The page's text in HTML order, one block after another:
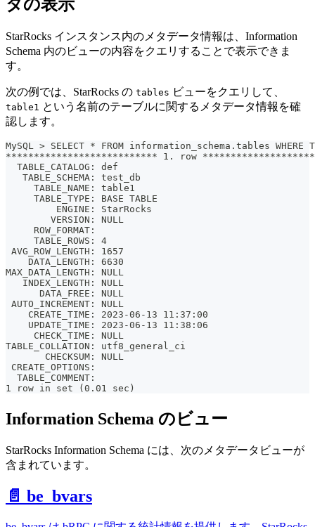
タの表示
StarRocks インスタンス内のメタデータ情報は、Information
Schema 内のビューの内容をクエリすることで表示できま
す。
次の例では、StarRocks の tables ビューをクエリして、
table1 という名前のテーブルに関するメタデータ情報を確
認します。
MySQL > SELECT * FROM information_schema.tables
*************************** 1. row
  TABLE_CATALOG: def
   TABLE_SCHEMA: test_db
     TABLE_NAME: table1
     TABLE_TYPE: BASE TABLE
         ENGINE: StarRocks
        VERSION: NULL
     ROW_FORMAT:
     TABLE_ROWS: 4
AVG_ROW_LENGTH: 1657
    DATA_LENGTH: 6630
MAX_DATA_LENGTH: NULL
   INDEX_LENGTH: NULL
      DATA_FREE: NULL
AUTO_INCREMENT: NULL
    CREATE_TIME: 2023-06-13 11:37:00
    UPDATE_TIME: 2023-06-13 11:38:06
     CHECK_TIME: NULL
TABLE_COLLATION: utf8_general_ci
       CHECKSUM: NULL
CREATE_OPTIONS:
  TABLE_COMMENT:
1 row in set (0.01 sec)
Information Schema のビュー
StarRocks Information Schema には、次のメタデータビューが
含まれています。
📄️ be_bvars